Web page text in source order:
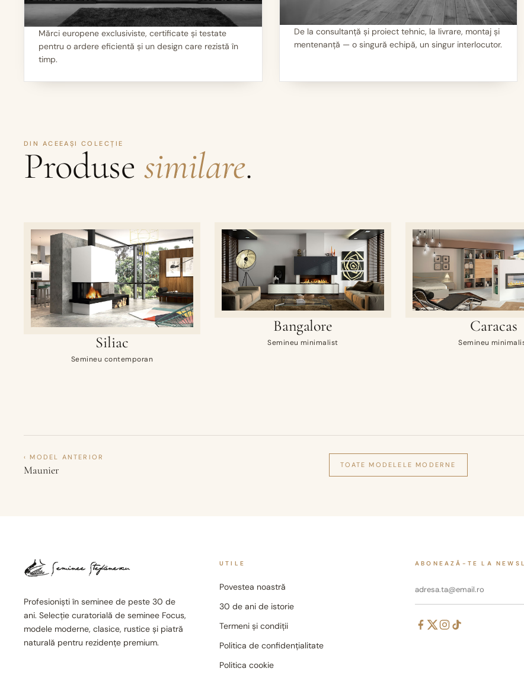
I
Calitate garantată
Mărci europene exclusiviste, certificate și testate
pentru o ardere eficientă și un design care rezistă în
timp.
II
De la consultanță și proiect tehnic, la livrare, montaj și
mentenanță — o singură echipă, un singur interlocutor.
DIN ACEEAȘI COLECȚIE
Produse similare.
Siliac
Semineu contemporan
Bangalore
Semineu minimalist
Caracas
Semineu
‹ MODEL ANTERIOR
Maunier TOATE MODELELEMODERNE
Profesioniști în seminee de peste 30 de
ani. Selecție curatorială de seminee Focus,
modele moderne, clasice, rustice și piatră
naturală pentru rezidențe premium.
UTILE
Povestea noastră
30 de ani de istorie
Termeni și condiții
Politica de confidențialitate
Politica cookie
ABONEAZĂ-TE LA